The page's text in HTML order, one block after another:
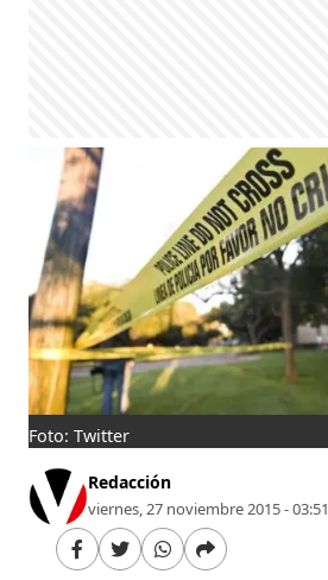
Foto: Twitter
Redacción
viernes, 27 noviembre 2015 - 03:51